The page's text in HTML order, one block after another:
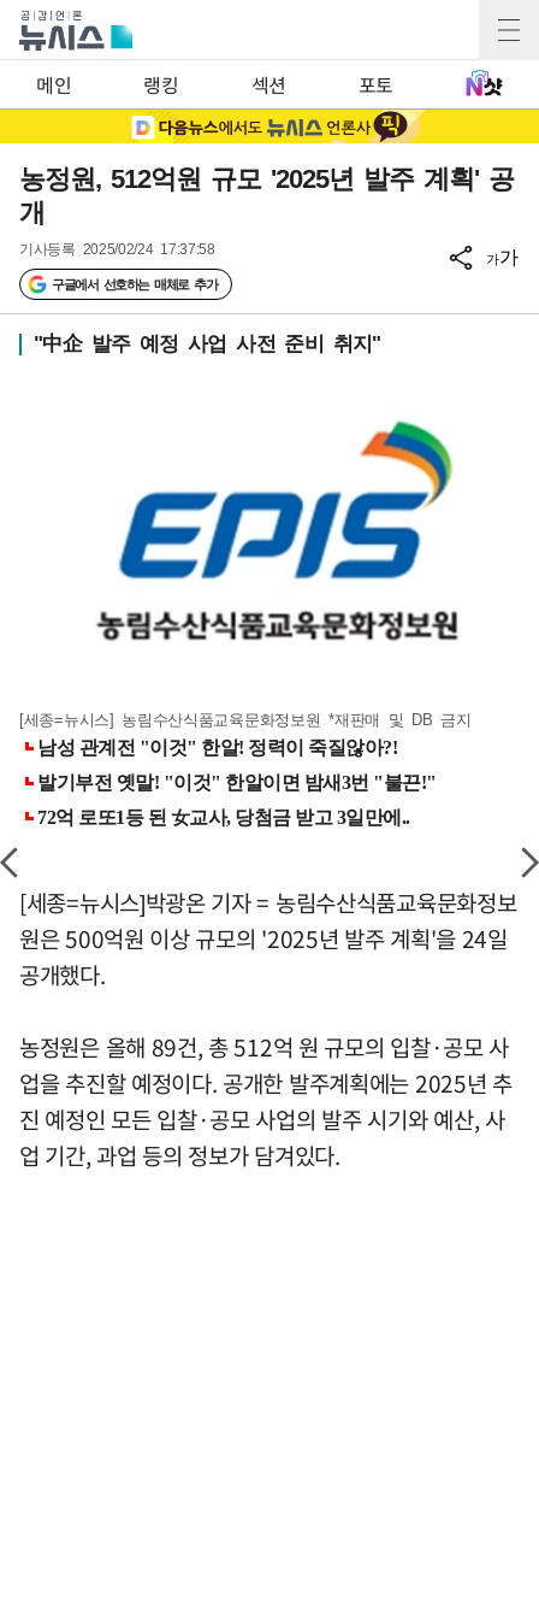
메인 랭킹 섹션 포토
농정원, 512억원 규모 '2025년 발주 계획' 공
개
기사등록 2025/02/24 17:37:58
구글에서 선호하는 매체로 추가
가가
"中企 발주 예정 사업 사전 준비 취지"
[세종=뉴시스] 농림수산식품교육문화정보원 *재판매 및 DB 금지
[세종=뉴시스]박광온 기자 = 농림수산식품교육문화정보
원은 500억원 이상 규모의 '2025년 발주 계획'을 24일
공개했다.
농정원은 올해 89건, 총 512억 원 규모의 입찰·공모 사
업을 추진할 예정이다. 공개한 발주계획에는 2025년 추
진 예정인 모든 입찰·공모 사업의 발주 시기와 예산, 사
업 기간, 과업 등의 정보가 담겨있다.